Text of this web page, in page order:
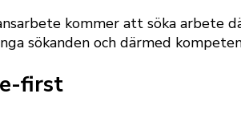
kommer att söka
sökanden och därmed
first